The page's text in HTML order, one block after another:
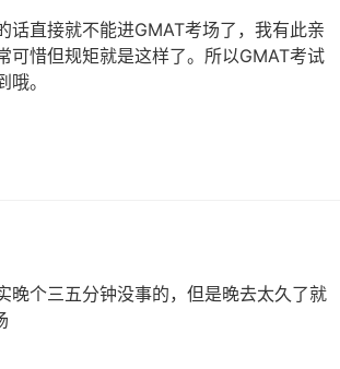
话直接就不能进GMAT考场了，我有此亲
可惜但规矩就是这样了。所以GMAT考试
。
晚个三五分钟没事的，但是晚去太久了就